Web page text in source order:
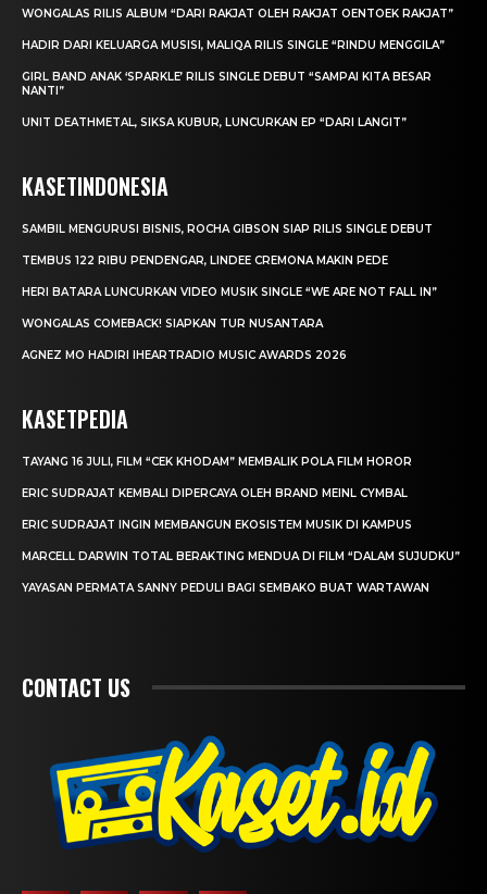
WONGALAS RILIS ALBUM “DARI RAKJAT OLEH RAKJAT OENTOEK RAKJAT”
HADIR DARI KELUARGA MUSISI, MALIQA RILIS SINGLE “RINDU MENGGILA”
GIRL BAND ANAK ‘SPARKLE’ RILIS SINGLE DEBUT “SAMPAI KITA BESAR
NANTI”
UNIT DEATHMETAL, SIKSA KUBUR, LUNCURKAN EP “DARI LANGIT”
KASETINDONESIA
SAMBIL MENGURUSI BISNIS, ROCHA GIBSON SIAP RILIS SINGLE DEBUT
TEMBUS 122 RIBU PENDENGAR, LINDEE CREMONA MAKIN PEDE
HERI BATARA LUNCURKAN VIDEO MUSIK SINGLE “WE ARE NOT FALL IN”
WONGALAS COMEBACK! SIAPKAN TUR NUSANTARA
AGNEZ MO HADIRI IHEARTRADIO MUSIC AWARDS 2026
KASETPEDIA
TAYANG 16 JULI, FILM “CEK KHODAM” MEMBALIK POLA FILM HOROR
ERIC SUDRAJAT KEMBALI DIPERCAYA OLEH BRAND MEINL CYMBAL
ERIC SUDRAJAT INGIN MEMBANGUN EKOSISTEM MUSIK DI KAMPUS
MARCELL DARWIN TOTAL BERAKTING MENDUA DI FILM “DALAM SUJUDKU”
YAYASAN PERMATA SANNY PEDULI BAGI SEMBAKO BUAT WARTAWAN
CONTACT US